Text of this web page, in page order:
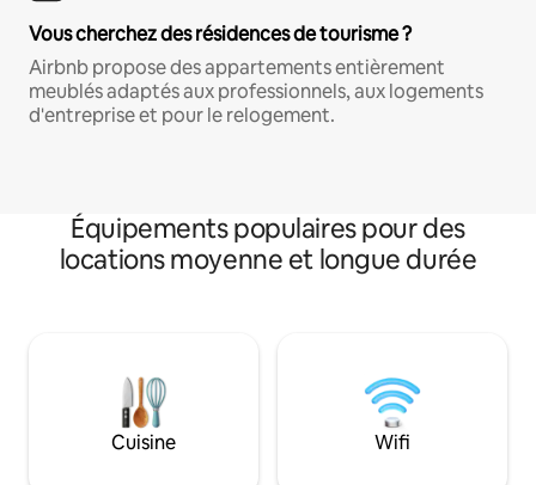
Vous cherchez des résidences de tourisme ?
Airbnb propose des appartements entièrement
meublés adaptés aux professionnels, aux logements
d'entreprise et pour le relogement.
Équipements populaires pour des
locations moyenne et longue durée
Cuisine Wifi